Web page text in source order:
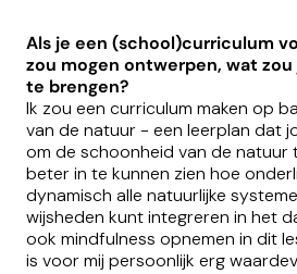
Als je een (school)curriculum
zou mogen ontwerpen, wat
te brengen?
Ik zou een curriculum maken op
van de natuur - een leerplan dat
om de schoonheid van de natuur
beter in te kunnen zien hoe
dynamisch alle natuurlijke
wijsheden kunt integreren in het
ook mindfulness opnemen in dit
is voor mij persoonlijk erg